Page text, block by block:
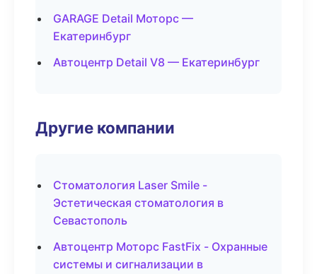
GARAGE Detail Моторс —
Екатеринбург
Автоцентр Detail V8 — Екатеринбург
Другие компании
Стоматология Laser Smile -
Эстетическая стоматология в
Севастополь
Автоцентр Моторс FastFix - Охранные
системы и сигнализации в